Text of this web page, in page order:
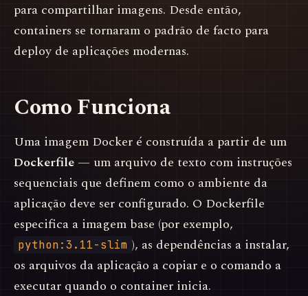
para compartilhar imagens. Desde então,
containers se tornaram o padrão de facto para
deploy de aplicações modernas.
Como Funciona
Uma imagem Docker é construída a partir de um
Dockerfile — um arquivo de texto com instruções
sequenciais que definem como o ambiente da
aplicação deve ser configurado. O Dockerfile
especifica a imagem base (por exemplo,
python:3.11-slim ), as dependências a instalar,
os arquivos da aplicação a copiar e o comando a
executar quando o container inicia.